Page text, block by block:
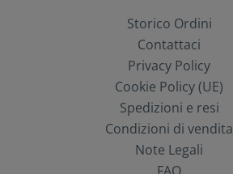
Storico Ordini
Contattaci
Privacy Policy
Cookie Policy (UE)
Spedizioni e resi
Condizioni di vendita
Note Legali